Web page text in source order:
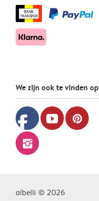
We zijn ook te vinden op
facebook youtube pinterest
instagram
albelli © 2026